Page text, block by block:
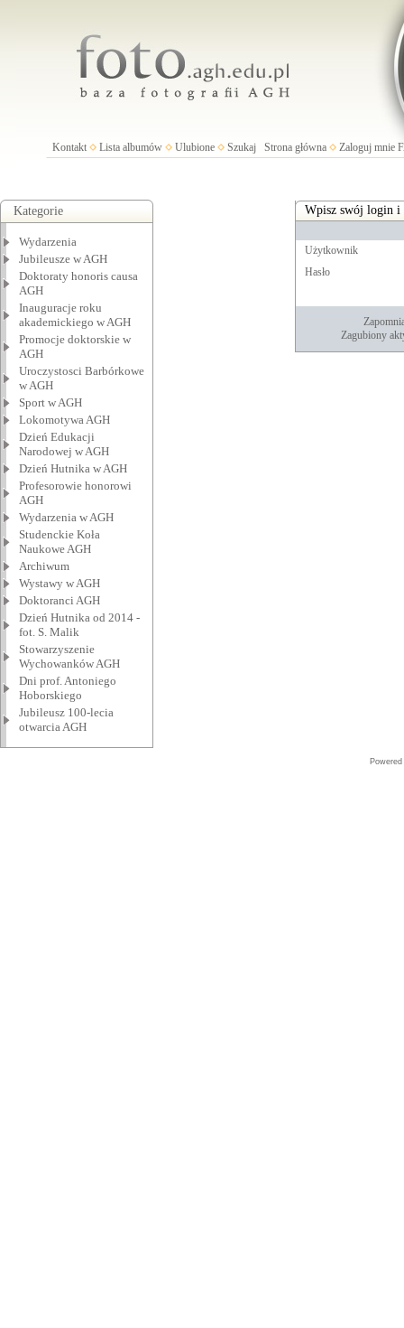
Kontakt Lista albumów Ulubione Szukaj Strona główna Zaloguj mnie
Kategorie
Wydarzenia
Jubileusze w AGH
Doktoraty honoris causa
AGH
Inauguracje roku
akademickiego w AGH
Promocje doktorskie w
AGH
Uroczystosci Barbórkowe
w AGH
Sport w AGH
Lokomotywa AGH
Dzień Edukacji
Narodowej w AGH
Dzień Hutnika w AGH
Profesorowie honorowi
AGH
Wydarzenia w AGH
Studenckie Koła
Naukowe AGH
Archiwum
Wystawy w AGH
Doktoranci AGH
Dzień Hutnika od 2014 -
fot. S. Malik
Stowarzyszenie
Wychowanków AGH
Dni prof. Antoniego
Hoborskiego
Jubileusz 100-lecia
otwarcia AGH
Wpisz swój login i
Użytkownik
Hasło
Zagubiony